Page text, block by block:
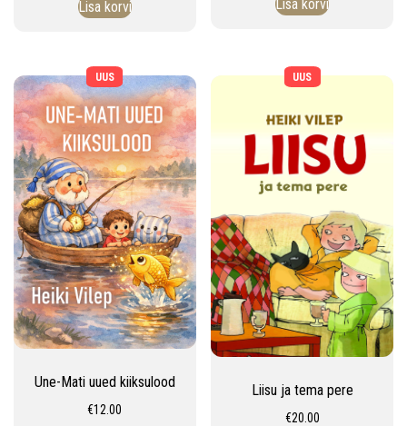
Lisa korvi Lisa korvi
UUS
Une-Mati uued kiiksulood
€12.00
UUS
Liisu ja tema pere
€20.00